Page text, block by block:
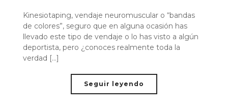
Kinesiotaping, vendaje neuromuscular o “bandas
de colores”, seguro que en alguna ocasión has
llevado este tipo de vendaje o lo has visto a algún
deportista, pero ¿conoces realmente toda la
verdad [...]
Seguir leyendo